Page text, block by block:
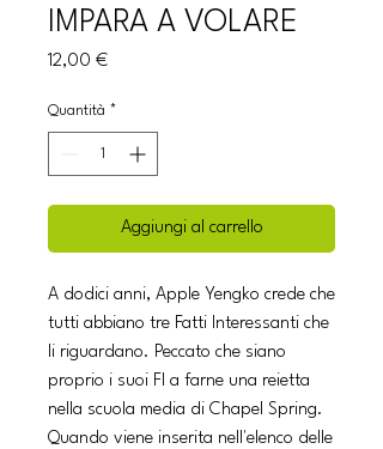
IMPARA A VOLARE
12,00 €Prezzo
Quantità *
Aggiungi al carrello
A dodici anni, Apple Yengko crede che
tutti abbiano tre Fatti Interessanti che
li riguardano. Peccato che siano
proprio i suoi FI a farne una reietta
nella scuola media di Chapel Spring.
Quando viene inserita nell'elenco delle